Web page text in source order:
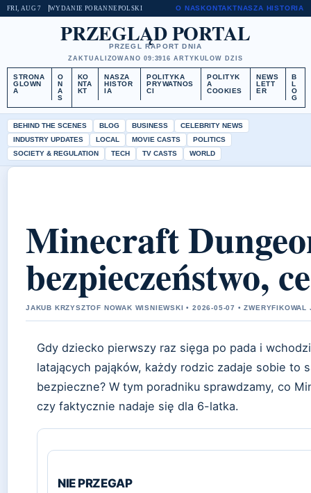
FRI, AUG 7 WYDANIE PORANNE POLSKI O NASKONTAKTNASZA HISTORIA
PRZEGLĄD PORTAL
PRZEGL RAPORT DNIA
ZAKTUALIZOWANO 09:3916 ARTYKULOW DZIS
STRONA
GLOWN
A
O
N
A
S
KO
NTA
KT
NASZA
HISTOR
IA
POLITYKA
PRYWATNOS
CI
POLITYK
A
COOKIES
NEWS
LETT
ER
B
L
O
G
BEHIND THE SCENES BLOG BUSINESS
CELEBRITY NEWS
INDUSTRY UPDATES
LOCAL MOVIE CASTS
POLITICS
SOCIETY & REGULATION
TECH TV CASTS WORLD
Minecraft
bezpieczeństwo,
JAKUB KRZYSZTOF NOWAK WISNIEWSKI • 2026-05-07 • ZWERYFIKOWAL
Gdy dziecko pierwszy raz sięga po pada i
latających pająków, każdy rodzic zadaje sobie to
bezpieczne? W tym poradniku sprawdzamy, co
czy faktycznie nadaje się dla 6-latka.
NIE PRZEGAP